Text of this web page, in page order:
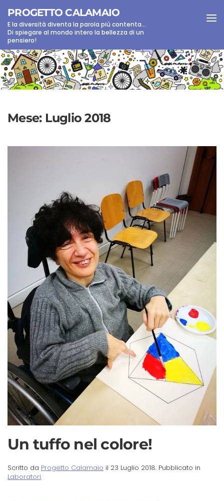
Skip to main content
PROGETTO CALAMAIO
E la diversità diventa la parola più contenta...
Di spiegare al mondo intero la bellezza di un
pensiero!
Mese: Luglio 2018
Un tuffo nel colore!
Scritto da Progetto Calamaio il 23 Luglio 2018. Pubblicato in
Laboratori.